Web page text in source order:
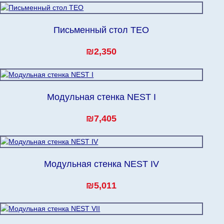
Письменный стол TEO
₪2,350
Модульная стенка NEST I
₪7,405
Модульная стенка NEST IV
₪5,011